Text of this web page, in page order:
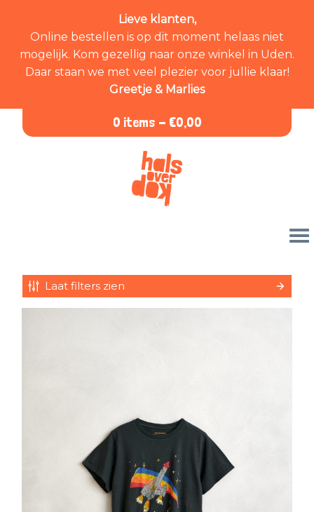
Lieve klanten,
Online bestellen is op dit moment helaas niet
mogelijk. Kom gezellig naar onze winkel in Uden.
Daar staan we met veel plezier voor jullie klaar!
Greetje & Marlies
0 items - €0,00
Laat filters zien